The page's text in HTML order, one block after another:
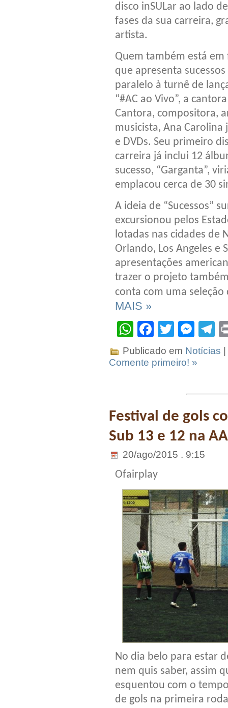
disco inSULar ao lado
fases da sua carreira,
artista.
Quem também está em
que apresenta
paralelo à turnê de
“#AC ao Vivo”, a
Cantora, compositora,
musicista, Ana Carolina
e DVDs. Seu primeiro
carreira já inclui 12
sucesso, “Garganta”,
emplacou cerca de 30
A ideia de “Sucessos”
excursionou pelos
lotadas nas cidades de
Orlando, Los Angeles e
apresentações
trazer o projeto
conta com uma
MAIS »
WhatsApp
Facebook
Twitter
Publicado em Notícias
Comente primeiro! »
Festival de gols
Sub 13 e 12 na
20/ago/2015 . 9:15
Ofairplay
No dia belo para estar
nem quis saber, assim
esquentou com o
de gols na primeira